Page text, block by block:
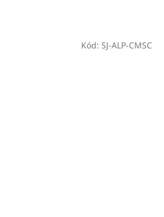
Kód: SJ-ALP-CMSC